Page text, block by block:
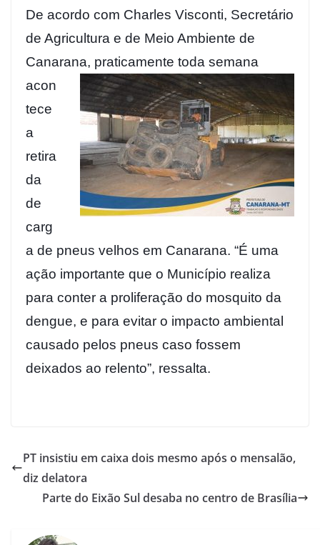
De acordo com Charles Visconti, Secretário
de Agricultura e de Meio Ambiente de
Canarana, praticamente toda semana
acon
tece
a
retira
da
de
carg
a de pneus velhos em Canarana. “É uma
ação importante que o Município realiza
para conter a proliferação do mosquito da
dengue, e para evitar o impacto ambiental
causado pelos pneus caso fossem
deixados ao relento”, ressalta.
PT insistiu em caixa dois mesmo após o mensalão,
diz delatora
Parte do Eixão Sul desaba no centro de Brasília